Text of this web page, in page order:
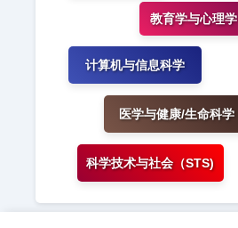
教育学与心理学
计算机与信息科学
医学与健康/生命科学
科学技术与社会（STS)